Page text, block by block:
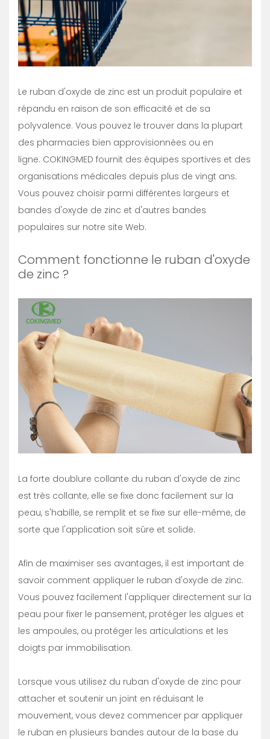
Le ruban d'oxyde de zinc est un produit populaire et
répandu en raison de son efficacité et de sa
polyvalence. Vous pouvez le trouver dans la plupart
des pharmacies bien approvisionnées ou en
ligne. COKINGMED fournit des équipes sportives et des
organisations médicales depuis plus de vingt ans.
Vous pouvez choisir parmi différentes largeurs et
bandes d'oxyde de zinc et d'autres bandes
populaires sur notre site Web.
Comment fonctionne le ruban d'oxyde
de zinc ?
La forte doublure collante du ruban d'oxyde de zinc
est très collante, elle se fixe donc facilement sur la
peau, s'habille, se remplit et se fixe sur elle-même, de
sorte que l'application soit sûre et solide.
Afin de maximiser ses avantages, il est important de
savoir comment appliquer le ruban d'oxyde de zinc.
Vous pouvez facilement l'appliquer directement sur la
peau pour fixer le pansement, protéger les algues et
les ampoules, ou protéger les articulations et les
doigts par immobilisation.
Lorsque vous utilisez du ruban d'oxyde de zinc pour
attacher et soutenir un joint en réduisant le
mouvement, vous devez commencer par appliquer
le ruban en plusieurs bandes autour de la base du